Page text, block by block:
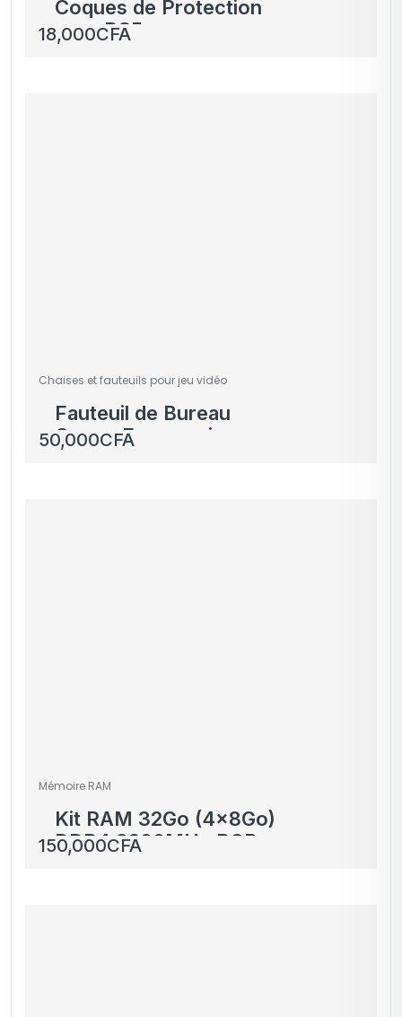
Coques de Protection
pour PS5
18,000CFA
Chaises et fauteuils pour jeu vidéo
Fauteuil de Bureau
Gamer Ergonomique
Noir – Confort Suprême
50,000CFA
Mémoire RAM
Kit RAM 32Go (4x8Go)
DDR4 3200MHz RGB –
Effet Arc-en-ciel
150,000CFA